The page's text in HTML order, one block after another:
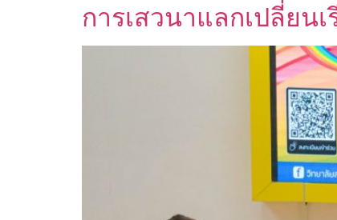
การเสวนาแลกเปลี่ยน